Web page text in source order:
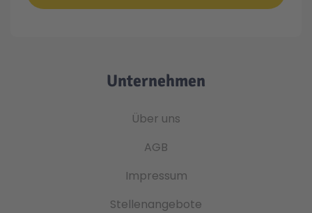
Unternehmen
Über uns
AGB
Impressum
Stellenangebote